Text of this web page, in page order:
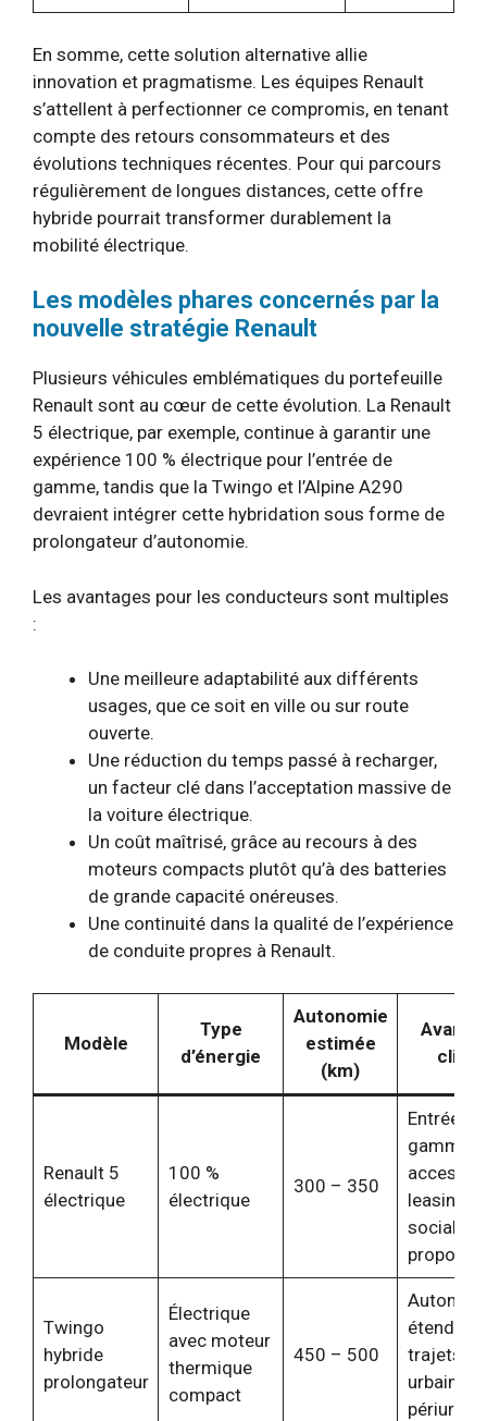
En somme, cette solution alternative allie
innovation et pragmatisme. Les équipes Renault
s’attellent à perfectionner ce compromis, en tenant
compte des retours consommateurs et des
évolutions techniques récentes. Pour qui parcours
régulièrement de longues distances, cette offre
hybride pourrait transformer durablement la
mobilité électrique.
Les modèles phares concernés par la
nouvelle stratégie Renault
Plusieurs véhicules emblématiques du portefeuille
Renault sont au cœur de cette évolution. La Renault
5 électrique, par exemple, continue à garantir une
expérience 100 % électrique pour l’entrée de
gamme, tandis que la Twingo et l’Alpine A290
devraient intégrer cette hybridation sous forme de
prolongateur d’autonomie.
Les avantages pour les conducteurs sont multiples
:
Une meilleure adaptabilité aux différents
usages, que ce soit en ville ou sur route
ouverte.
Une réduction du temps passé à recharger,
un facteur clé dans l’acceptation massive de
la voiture électrique.
Un coût maîtrisé, grâce au recours à des
moteurs compacts plutôt qu’à des batteries
de grande capacité onéreuses.
Une continuité dans la qualité de l’expérience
de conduite propres à Renault.
Modèle
Type
d’énergie
Autonomie
estimée
(km)
client
Renault 5
électrique
100 %
électrique
300 – 350
Entrée en
gamme
leasing
social
proposé
Twingo
hybride
prolongateur
Électrique
avec moteur
thermique
compact
450 – 500
étendue
trajets
urbains et